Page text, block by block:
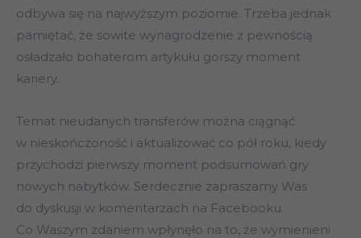
odbywa się na najwyższym poziomie. Trzeba jednak
pamiętać, że sowite wynagrodzenie z pewnością
osładzało bohaterom artykułu gorszy moment
kariery.
Temat nieudanych transferów można ciągnąć
w nieskończoność i aktualizować co pół roku, kiedy
przychodzi pierwszy moment podsumowań gry
nowych nabytków. Serdecznie zapraszamy Was
do dyskusji w komentarzach na Facebooku.
Co Waszym zdaniem wpłynęło na to, że wymienieni